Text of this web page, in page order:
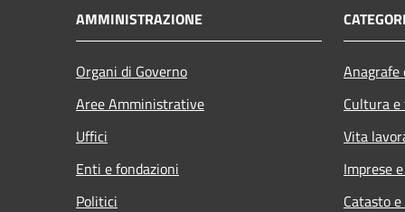
AMMINISTRAZIONE
Organi di Governo
Aree Amministrative
Uffici
Enti e fondazioni
Politici
Cultura
Vita
Imprese
Catasto